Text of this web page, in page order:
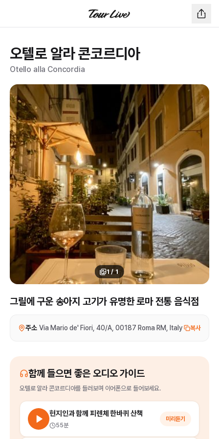
오텔로 알라 콘코르디아
Otello alla Concordia
1/1
그릴에 구운 송아지 고기가 유명한 로마 전통 음식점
주소 Via Mario de' Fiori, 40/A, 00187 Roma RM, Italy 복사
함께 들으면 좋은 오디오 가이드
오텔로 알라 콘코르디아를 들러보며 이어폰으로 들어보세요.
현지인과 함께 피렌체 한바퀴 산책
55분
미리듣기